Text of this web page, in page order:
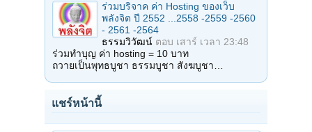
ร่วมบริจาค ค่า Hosting ของเว็บ
พลังจิต ปี 2552 ...2558 -2559 -2560
- 2561 -2564
ธรรมวิวัฒน์ ตอบ เสาร์ เวลา 23:48
ร่วมทำบุญ ค่า hosting = 10 บาท
ถวายเป็นพุทธบูชา ธรรมบูชา สังฆบูชา…
แชร์หน้านี้